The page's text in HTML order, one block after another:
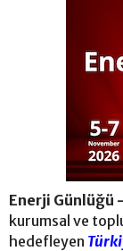
Enerji Günlüğü -
kurumsal ve
hedefleyen